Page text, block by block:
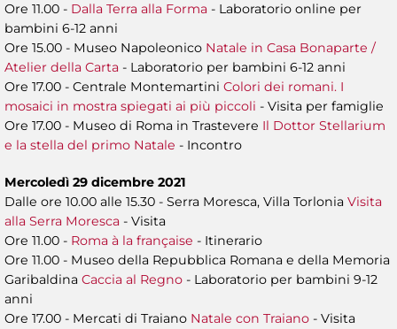
Ore 11.00 - Dalla Terra alla Forma - Laboratorio online per
bambini 6-12 anni
Ore 15.00 - Museo Napoleonico Natale in Casa Bonaparte /
Atelier della Carta - Laboratorio per bambini 6-12 anni
Ore 17.00 - Centrale Montemartini Colori dei romani. I
mosaici in mostra spiegati ai più piccoli - Visita per famiglie
Ore 17.00 - Museo di Roma in Trastevere Il Dottor Stellarium
e la stella del primo Natale - Incontro
Mercoledì 29 dicembre 2021
Dalle ore 10.00 alle 15.30 - Serra Moresca, Villa Torlonia Visita
alla Serra Moresca - Visita
Ore 11.00 - Roma à la française - Itinerario
Ore 11.00 - Museo della Repubblica Romana e della Memoria
Garibaldina Caccia al Regno - Laboratorio per bambini 9-12
anni
Ore 17.00 - Mercati di Traiano Natale con Traiano - Visita